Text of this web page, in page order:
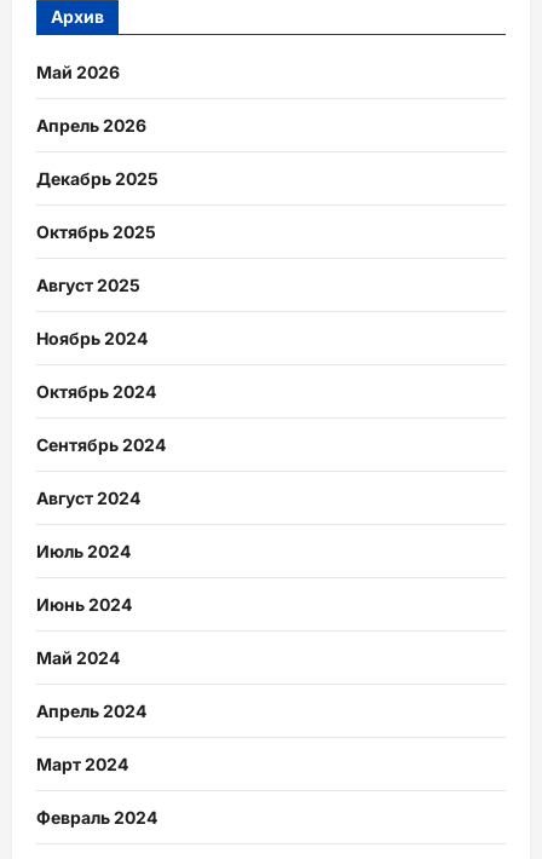
Архив
Май 2026
Апрель 2026
Декабрь 2025
Октябрь 2025
Август 2025
Ноябрь 2024
Октябрь 2024
Сентябрь 2024
Август 2024
Июль 2024
Июнь 2024
Май 2024
Апрель 2024
Март 2024
Февраль 2024